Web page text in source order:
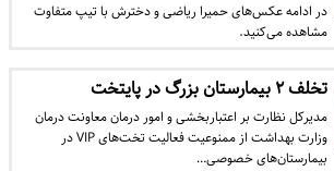
در ادامه عکس‌های حمیرا ریاضی و دخترش با تیپ متفاوت
مشاهده می‌کنید.
تخلف ۲ بیمارستان بزرگ در پایتخت
مدیرکل نظارت بر اعتباربخشی و امور درمان معاونت درمان
وزارت بهداشت از ممنوعیت فعالیت تخت‌های VIP در
بیمارستان‌های خصوصی…